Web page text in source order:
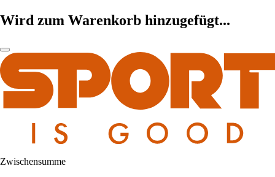
Wird zum Warenkorb hinzugefügt...
Zwischensumme